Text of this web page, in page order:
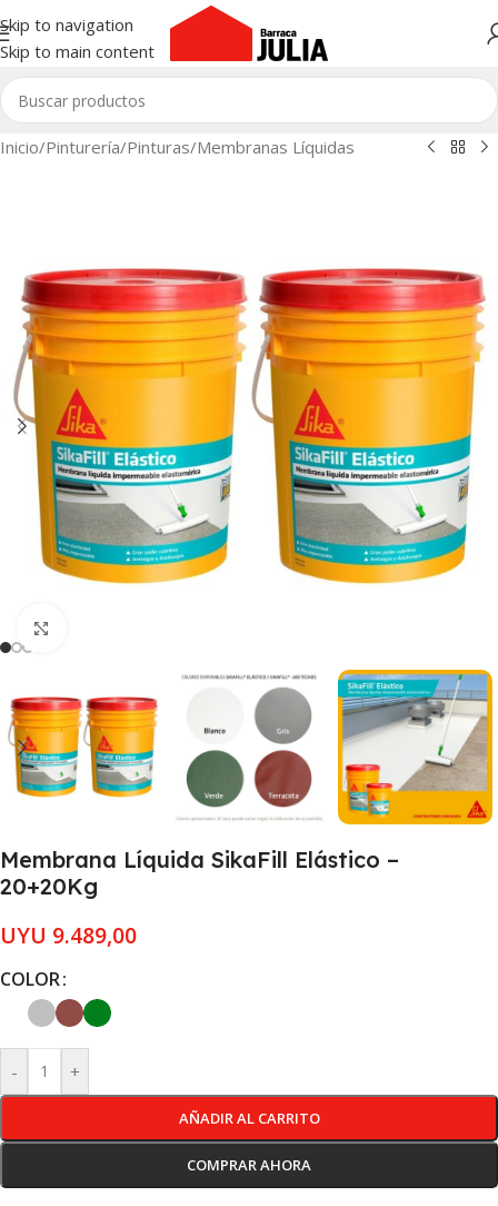
Skip to navigation
Skip to main content
Inicio/Pinturería/Pinturas/Membranas Líquidas
Membrana Líquida SikaFill Elástico –
20+20Kg
UYU 9.489,00
COLOR
- +
AÑADIR AL CARRITO
COMPRAR AHORA